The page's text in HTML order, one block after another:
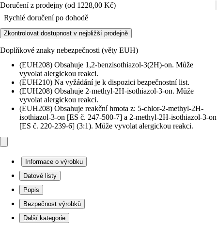
Doručení z prodejny (od 1228,00 Kč)
Rychlé doručení po dohodě
Zkontrolovat dostupnost v nejbližší prodejně
Doplňkové znaky nebezpečnosti (věty EUH)
(EUH208) Obsahuje 1,2-benzisothiazol-3(2H)-on. Může
vyvolat alergickou reakci.
(EUH210) Na vyžádání je k dispozici bezpečnostní list.
(EUH208) Obsahuje 2-methyl-2H-isothiazol-3-on. Může
vyvolat alergickou reakci.
(EUH208) Obsahuje reakční hmota z: 5-chlor-2-methyl-2H-
isothiazol-3-on [ES č. 247-500-7] a 2-methyl-2H-isothiazol-3-on
[ES č. 220-239-6] (3:1). Může vyvolat alergickou reakci.
Informace o výrobku
Datové listy
Popis
Bezpečnost výrobků
Další kategorie